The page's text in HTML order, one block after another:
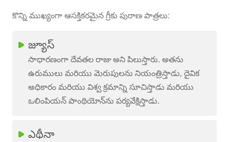
కొన్ని ముఖ్యంగా ఆసక్తికరమైన గ్రీకు పురాణ పాత్రలు:
జ్యూస్
సాధారణంగా దేవతల రాజు అని పిలుస్తారు. అతను
ఉరుములు మరియు మెరుపులను నియంత్రిస్తాడు, దైవిక
అధికారం మరియు విశ్వ క్రమాన్ని సూచిస్తాడు మరియు
ఒలింపియన్ పాంథియోన్‌ను పర్యవేక్షిస్తాడు.
ఎథీనా